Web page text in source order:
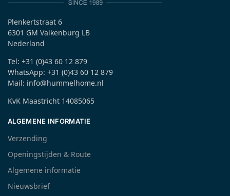
Plenkertstraat 6
6301 GM Valkenburg LB
Nederland
Tel: +31 (0)43 60 12 879
WhatsApp: +31 (0)43 60 12 879
Mail: info@hummelhome.nl
KvK Maastricht 14085065
ALGEMENE INFORMATIE
Verzending
Openingstijden & Route
Algemene informatie
Nieuwsbrief